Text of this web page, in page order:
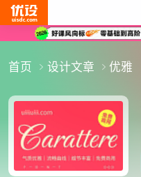
首页 设计文章 优雅